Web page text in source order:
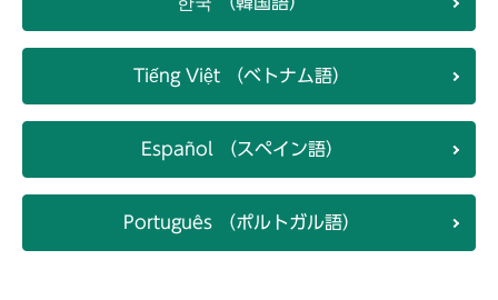
Tiếng Việt （ベトナム語）
Español （スペイン語）
Português （ポルトガル語）